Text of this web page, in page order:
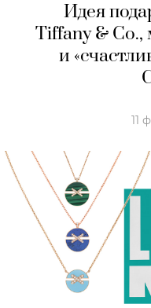
Идея
Tiffany & Co.,
и
11